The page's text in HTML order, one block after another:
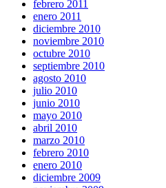
febrero 2011
enero 2011
diciembre 2010
noviembre 2010
octubre 2010
septiembre 2010
agosto 2010
julio 2010
junio 2010
mayo 2010
abril 2010
marzo 2010
febrero 2010
enero 2010
diciembre 2009